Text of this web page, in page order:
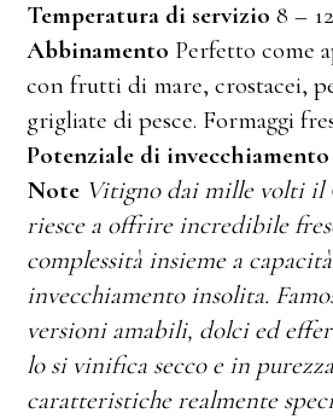
Temperatura di servizio 8 –
Abbinamento Perfetto come
con frutti di mare, crostacei,
grigliate di pesce. Formaggi
Potenziale di invecchiamento
Note Vitigno dai mille volti il
riesce a offrire incredibile
complessità insieme a
invecchiamento insolita.
versioni amabili, dolci ed
lo si vinifica secco e in
caratteristiche realmente